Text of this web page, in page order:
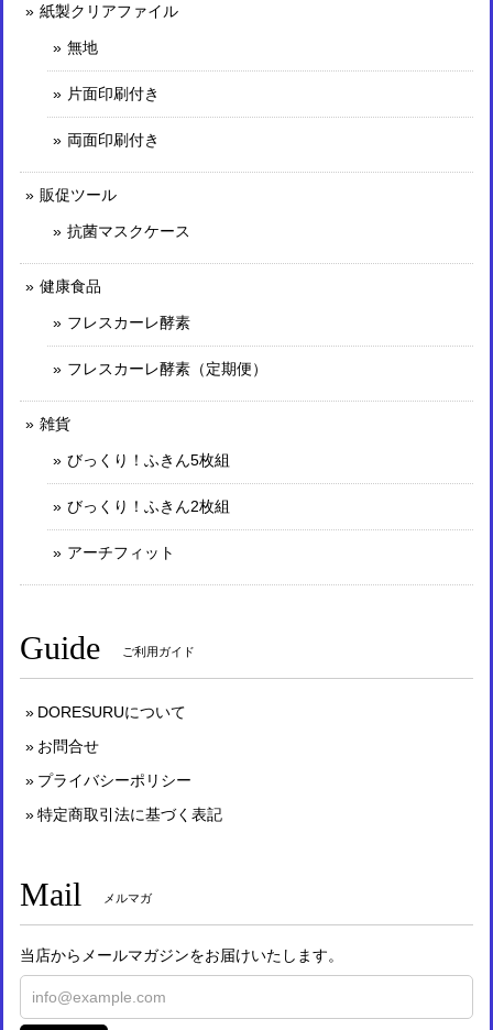
紙製クリアファイル
無地
片面印刷付き
両面印刷付き
販促ツール
抗菌マスクケース
健康食品
フレスカーレ酵素
フレスカーレ酵素（定期便）
雑貨
びっくり！ふきん5枚組
びっくり！ふきん2枚組
アーチフィット
Guide ご利用ガイド
DORESURUについて
お問合せ
プライバシーポリシー
特定商取引法に基づく表記
Mail メルマガ
当店からメールマガジンをお届けいたします。